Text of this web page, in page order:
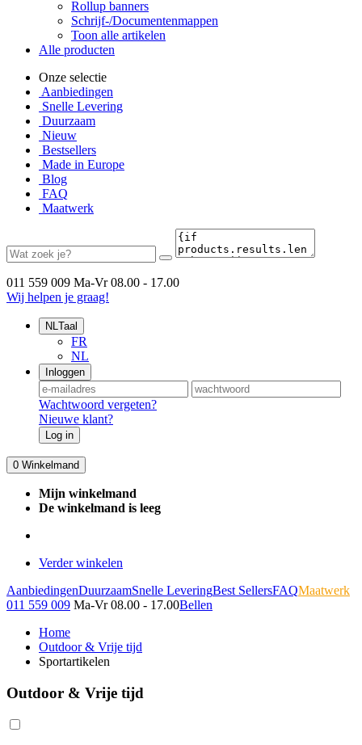
Rollup banners
Schrijf-/Documentenmappen
Toon alle artikelen
Alle producten
Onze selectie
Aanbiedingen
Snelle Levering
Duurzaam
Nieuw
Bestsellers
Made in Europe
Blog
FAQ
Maatwerk
011 559 009 Ma-Vr 08.00 - 17.00
Wij helpen je graag!
NLTaal
FR
NL
Inloggen
Wachtwoord vergeten?
Nieuwe klant?
Log in
0 Winkelmand
Mijn winkelmand
De winkelmand is leeg
Verder winkelen
AanbiedingenDuurzaamSnelle LeveringBest SellersFAQMaatwerk
011 559 009 Ma-Vr 08.00 - 17.00Bellen
Home
Outdoor & Vrije tijd
Sportartikelen
Outdoor & Vrije tijd